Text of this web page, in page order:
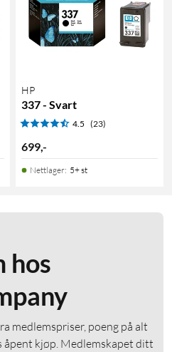
HP
337 - Svart
4.5 (23)
699,-
Nettlager: 5+ st
hos
medlemspriser, poeng på alt
åpent kjøp. Medlemskapet ditt